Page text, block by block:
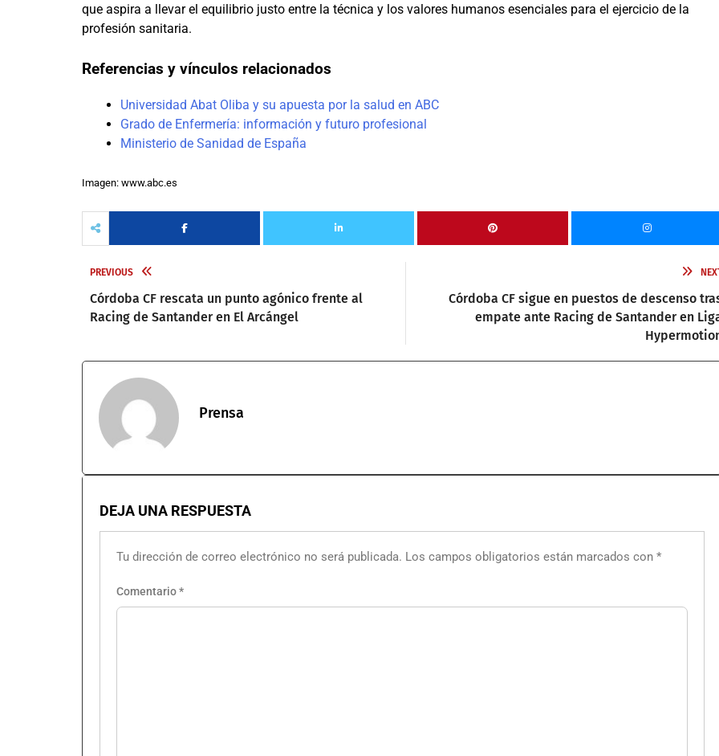
que aspira a llevar el equilibrio justo entre la técnica y los valores humanos esenciales para el ejercicio de la
profesión sanitaria.
Referencias y vínculos relacionados
Universidad Abat Oliba y su apuesta por la salud en ABC
Grado de Enfermería: información y futuro profesional
Ministerio de Sanidad de España
Imagen: www.abc.es
PREVIOUS
Córdoba CF rescata un punto agónico frente al
Racing de Santander en El Arcángel
Córdoba CF sigue en puestos de descenso
empate ante Racing de Santander en
Prensa
DEJA UNA RESPUESTA
Tu dirección de correo electrónico no será publicada. Los campos obligatorios están marcados con *
Comentario*